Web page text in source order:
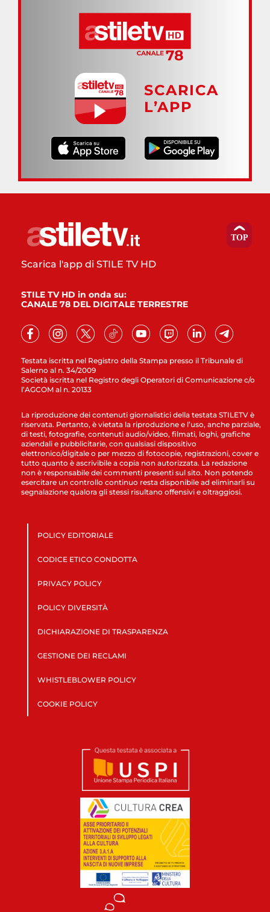
SCARICA
L’APP
Testata iscritta nel Registro della Stampa presso il Tribunale di
Salerno al n. 34/2009
Società iscritta nel Registro degli Operatori di Comunicazione c/o
l’AGCOM al n. 20133
Scarica l'app di STILE TV HD
STILE TV HD in onda su:
CANALE 78 DEL DIGITALE TERRESTRE
La riproduzione dei contenuti giornalistici della testata STILETV è
riservata. Pertanto, è vietata la riproduzione e l’uso, anche parziale,
di testi, fotografie, contenuti audio/video, filmati, loghi, grafiche
aziendali e pubblicitarie, con qualsiasi dispositivo
elettronico/digitale o per mezzo di fotocopie, registrazioni, cover e
tutto quanto è ascrivibile a copia non autorizzata. La redazione
non è responsabile dei commenti presenti sul sito. Non potendo
esercitare un controllo continuo resta disponibile ad eliminarli su
segnalazione qualora gli stessi risultano offensivi e oltraggiosi.
POLICY EDITORIALE
CODICE ETICO CONDOTTA
PRIVACY POLICY
POLICY DIVERSITÀ
DICHIARAZIONE DI TRASPARENZA
GESTIONE DEI RECLAMI
WHISTLEBLOWER POLICY
COOKIE POLICY